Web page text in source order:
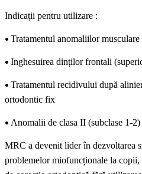
Indicații pentru utilizare :
• Tratamentul anomaliilor musculare
• Inghesuirea dinților frontali
• Tratamentul recidivului după
ortodontic fix
• Anomalii de clasa II (subclase 1-2)
MRC a devenit lider în dezvoltarea
problemelor miofuncționale la